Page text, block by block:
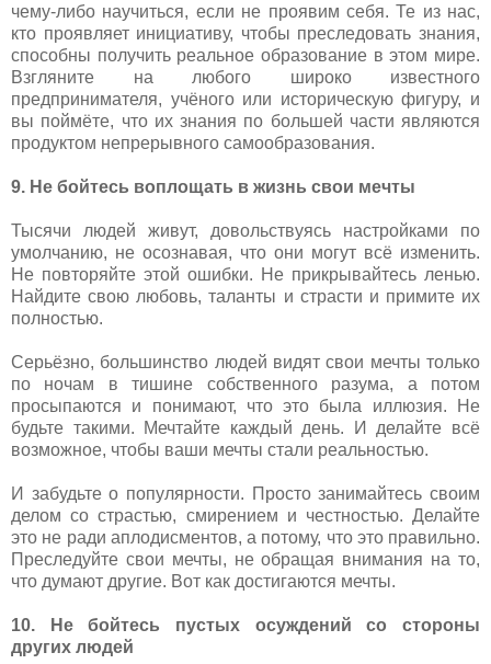
чему-либо научиться, если не проявим себя. Те из нас,
кто проявляет инициативу, чтобы преследовать знания,
способны получить реальное образование в этом мире.
Взгляните на любого широко известного
предпринимателя, учёного или историческую фигуру, и
вы поймёте, что их знания по большей части являются
продуктом непрерывного самообразования.
9. Не бойтесь воплощать в жизнь свои мечты
Тысячи людей живут, довольствуясь настройками по
умолчанию, не осознавая, что они могут всё изменить.
Не повторяйте этой ошибки. Не прикрывайтесь ленью.
Найдите свою любовь, таланты и страсти и примите их
полностью.
Серьёзно, большинство людей видят свои мечты только
по ночам в тишине собственного разума, а потом
просыпаются и понимают, что это была иллюзия. Не
будьте такими. Мечтайте каждый день. И делайте всё
возможное, чтобы ваши мечты стали реальностью.
И забудьте о популярности. Просто занимайтесь своим
делом со страстью, смирением и честностью. Делайте
это не ради аплодисментов, а потому, что это правильно.
Преследуйте свои мечты, не обращая внимания на то,
что думают другие. Вот как достигаются мечты.
10. Не бойтесь пустых осуждений со стороны
других людей